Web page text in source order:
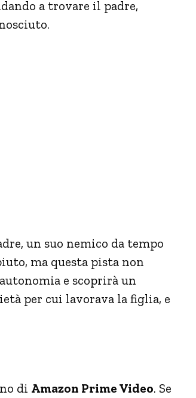
a trovare il padre,
un suo nemico da tempo
ma questa pista non
e scoprirà un
per cui lavorava la figlia, e
di Amazon Prime Video. Se